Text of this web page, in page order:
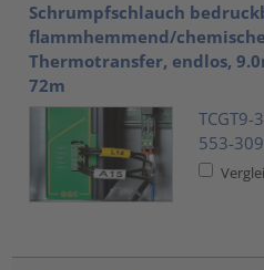
Schrumpfschlauch
flammhemmend/
Thermotransfer, endlos,
72m
TCGT9-
553-